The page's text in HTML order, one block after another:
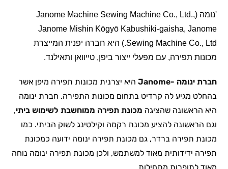
'נומה (Janome Machine Sewing Machine Co., Ltd.,
Janome Mishin Kōgyō Kabushiki-gaisha, Janome
Sewing Machine Co., Ltd.) היא חברה יפנית המייצרת
מכונות תפירה, עם מפעלי ייצור ביפן, טייוואן ותאילנד.
חברת ינומה -Janome
היא יצרנית מכונות תפירה מיפן אשר
בהחלט מגיע לה קרדיט בתחום מכונות התפירה. חברת ינומה
היא הראשונה שהציגה מכונת תפירה ממוחשבת לשימוש ביתי,
וגם הראשונה להציע מכונת רקמה וקילטינג לשוק הביתי. כמו
מכונת תפירה ברדר, גם מכונת תפירה ינומה ידועה כמכונת
תפירה ידידותית מאוד למשתמש, ולכן מכונת תפירה ינומה נוחה
מאוד לתופרות מתחילות.